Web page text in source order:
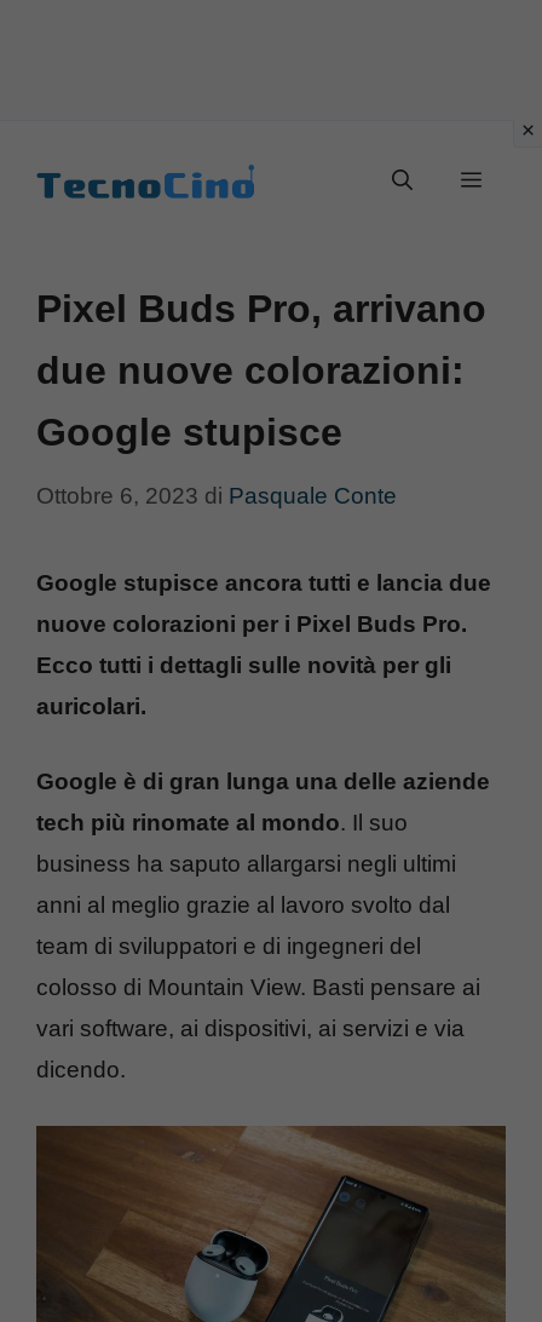
Menu
Pixel Buds Pro, arrivano
due nuove colorazioni:
Google stupisce
Ottobre 6, 2023 di Pasquale Conte
Google stupisce ancora tutti e lancia due
nuove colorazioni per i Pixel Buds Pro.
Ecco tutti i dettagli sulle novità per gli
auricolari.
Google è di gran lunga una delle aziende
tech più rinomate al mondo. Il suo
business ha saputo allargarsi negli ultimi
anni al meglio grazie al lavoro svolto dal
team di sviluppatori e di ingegneri del
colosso di Mountain View. Basti pensare ai
vari software, ai dispositivi, ai servizi e via
dicendo.